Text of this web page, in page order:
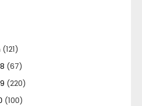
(121)
(67)
(220)
(100)